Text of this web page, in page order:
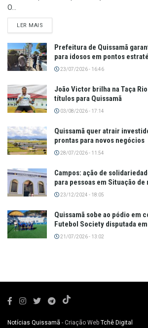
O...
LER MAIS
Prefeitura de Quissamã
para idosos em pontos
23/07/2026 - 16:46
João Victor brilha na Taça
títulos para Quissamã
03/08/2026 - 17:14
Quissamã quer atrair
prontas para novos negócios
28/07/2026 - 11:54
Campos: ação de
para pessoas em Situação de
23/12/2024 - 18:05
Quissamã sobe ao pódio em
Futebol Society disputada
21/07/2026 - 13:02
Notícias Quissamã - Criação Web Tchê Digital